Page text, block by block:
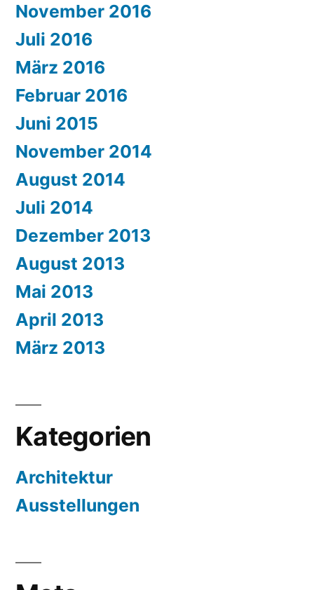
November 2016
Juli 2016
März 2016
Februar 2016
Juni 2015
November 2014
August 2014
Juli 2014
Dezember 2013
August 2013
Mai 2013
April 2013
März 2013
Kategorien
Architektur
Ausstellungen